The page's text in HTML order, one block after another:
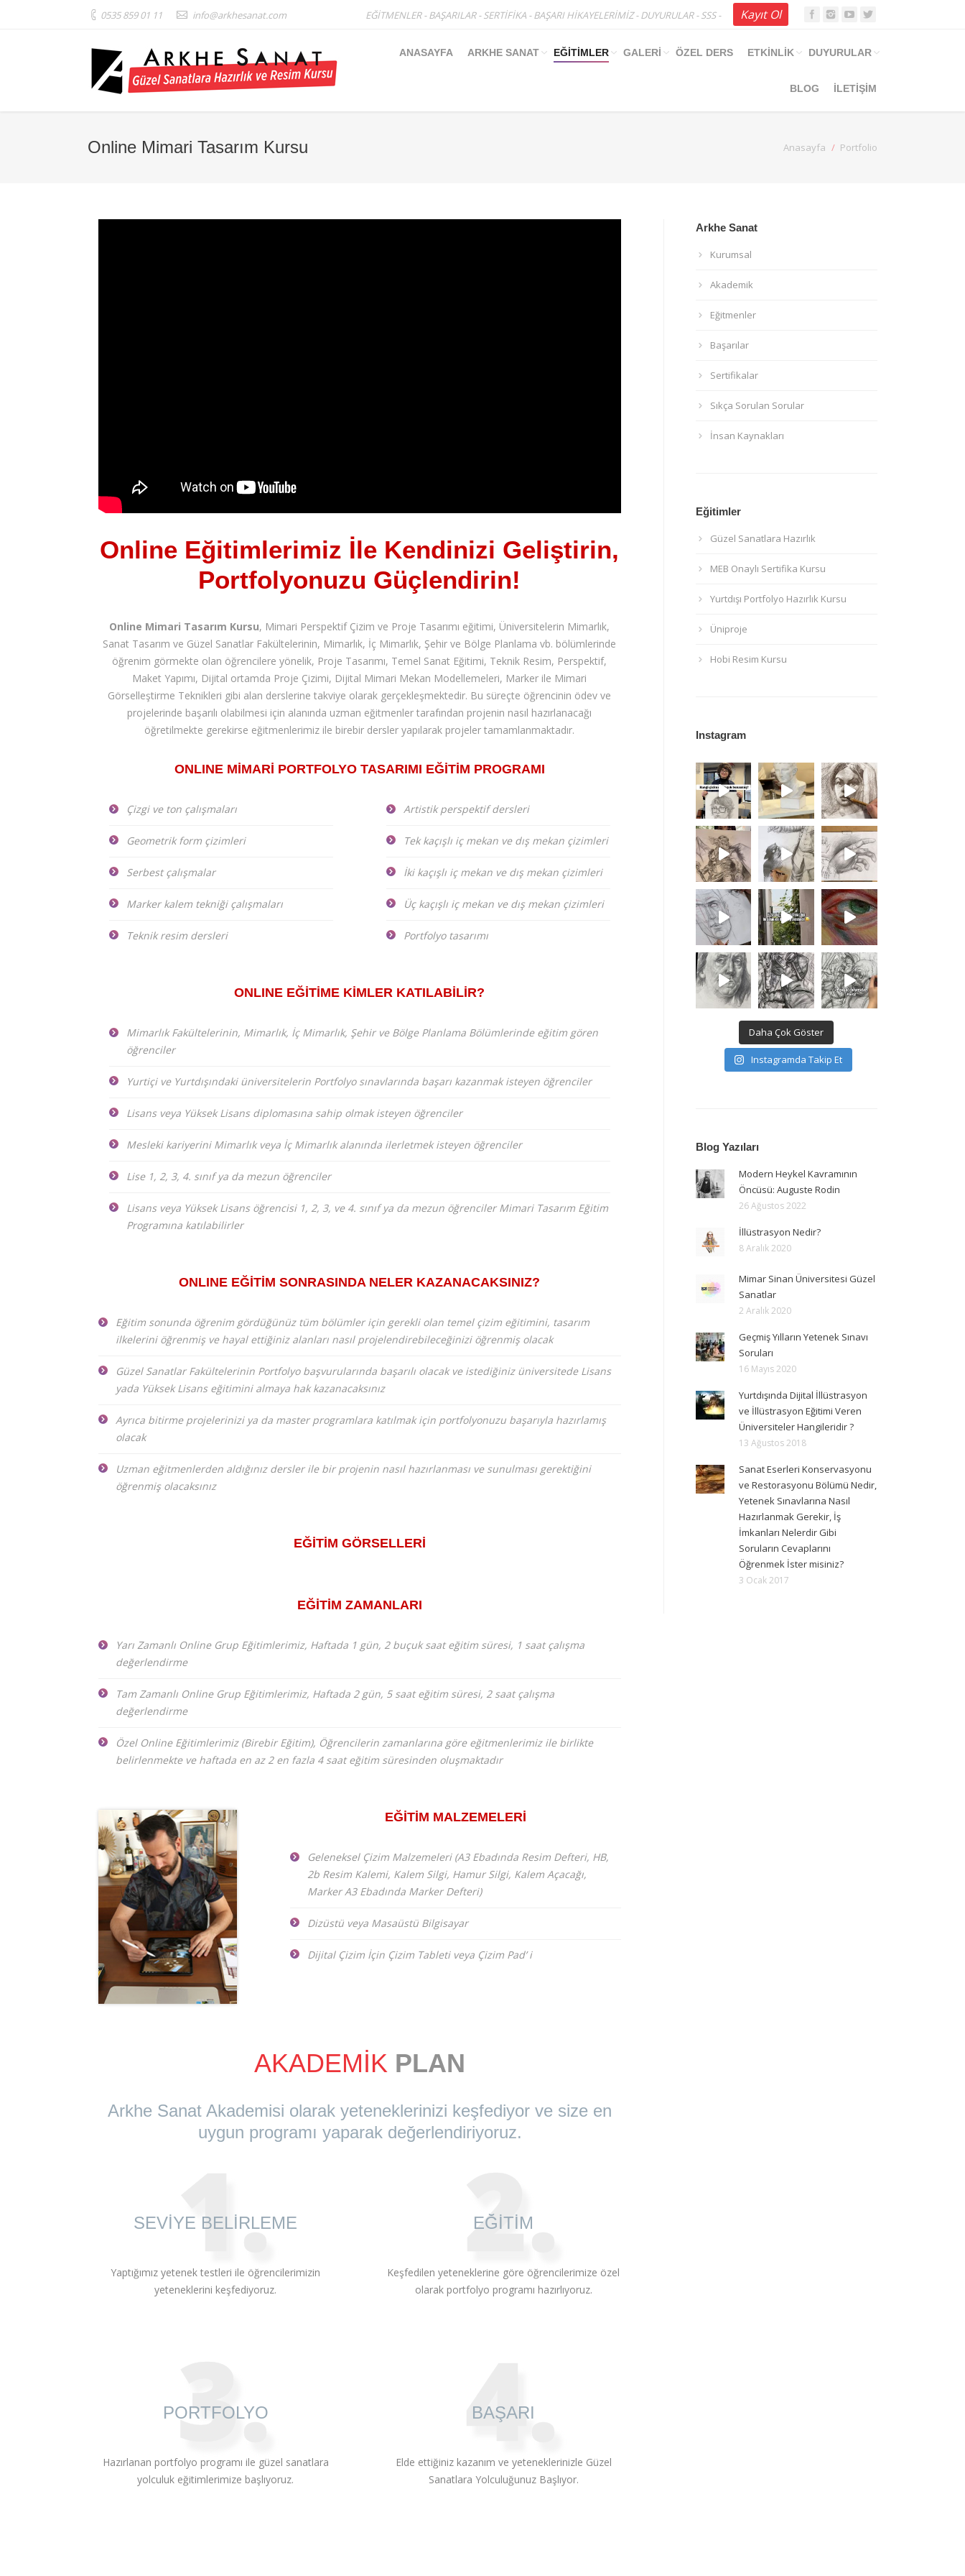
0535 859 01 11 info@arkhesanat.com EĞİTMENLER-BAŞARILAR- SERTİFİKA -BAŞARI HİKAYELERİMİZ-DUYURULAR- SSS- Kayıt Ol
ANASAYFA ARKHE SANAT EĞİTİMLER GALERİ ÖZEL DERS ETKİNLİK DUYURULAR
BLOG İLETİŞİM
Online Mimari Tasarım Kursu Anasayfa Portfolio
Online Eğitimlerimiz İle Kendinizi Geliştirin,
Portfolyonuzu Güçlendirin!
Online Mimari Tasarım Kursu, Mimari Perspektif Çizim ve Proje Tasarımı eğitimi, Üniversitelerin Mimarlık,
Sanat Tasarım ve Güzel Sanatlar Fakültelerinin, Mimarlık, İç Mimarlık, Şehir ve Bölge Planlama vb. bölümlerinde
öğrenim görmekte olan öğrencilere yönelik, Proje Tasarımı, Temel Sanat Eğitimi, Teknik Resim, Perspektif,
Maket Yapımı, Dijital ortamda Proje Çizimi, Dijital Mimari Mekan Modellemeleri, Marker ile Mimari
Görselleştirme Teknikleri gibi alan derslerine takviye olarak gerçekleşmektedir. Bu süreçte öğrencinin ödev ve
projelerinde başarılı olabilmesi için alanında uzman eğitmenler tarafından projenin nasıl hazırlanacağı
öğretilmekte gerekirse eğitmenlerimiz ile birebir dersler yapılarak projeler tamamlanmaktadır.
ONLINE MİMARİ PORTFOLYO TASARIMI EĞİTİM PROGRAMI
Çizgi ve ton çalışmaları
Geometrik form çizimleri
Serbest çalışmalar
Marker kalem tekniği çalışmaları
Teknik resim dersleri
Artistik perspektif dersleri
Tek kaçışlı iç mekan ve dış mekan çizimleri
İki kaçışlı iç mekan ve dış mekan çizimleri
Üç kaçışlı iç mekan ve dış mekan çizimleri
Portfolyo tasarımı
ONLINE EĞİTİME KİMLER KATILABİLİR?
Mimarlık Fakültelerinin, Mimarlık, İç Mimarlık, Şehir ve Bölge Planlama Bölümlerinde eğitim gören
öğrenciler
Yurtiçi ve Yurtdışındaki üniversitelerin Portfolyo sınavlarında başarı kazanmak isteyen öğrenciler
Lisans veya Yüksek Lisans diplomasına sahip olmak isteyen öğrenciler
Mesleki kariyerini Mimarlık veya İç Mimarlık alanında ilerletmek isteyen öğrenciler
Lise 1, 2, 3, 4. sınıf ya da mezun öğrenciler
Lisans veya Yüksek Lisans öğrencisi 1, 2, 3, ve 4. sınıf ya da mezun öğrenciler Mimari Tasarım Eğitim
Programına katılabilirler
ONLINE EĞİTİM SONRASINDA NELER KAZANACAKSINIZ?
Eğitim sonunda öğrenim gördüğünüz tüm bölümler için gerekli olan temel çizim eğitimini, tasarım
ilkelerini öğrenmiş ve hayal ettiğiniz alanları nasıl projelendirebileceğinizi öğrenmiş olacak
Güzel Sanatlar Fakültelerinin Portfolyo başvurularında başarılı olacak ve istediğiniz üniversitede Lisans
yada Yüksek Lisans eğitimini almaya hak kazanacaksınız
Ayrıca bitirme projelerinizi ya da master programlara katılmak için portfolyonuzu başarıyla hazırlamış
olacak
Uzman eğitmenlerden aldığınız dersler ile bir projenin nasıl hazırlanması ve sunulması gerektiğini
öğrenmiş olacaksınız
EĞİTİM GÖRSELLERİ
EĞİTİM ZAMANLARI
Yarı Zamanlı Online Grup Eğitimlerimiz, Haftada 1 gün, 2 buçuk saat eğitim süresi, 1 saat çalışma
değerlendirme
Tam Zamanlı Online Grup Eğitimlerimiz, Haftada 2 gün, 5 saat eğitim süresi, 2 saat çalışma
değerlendirme
Özel Online Eğitimlerimiz (Birebir Eğitim), Öğrencilerin zamanlarına göre eğitmenlerimiz ile birlikte
belirlenmekte ve haftada en az 2 en fazla 4 saat eğitim süresinden oluşmaktadır
EĞİTİM MALZEMELERİ
Geleneksel Çizim Malzemeleri (A3 Ebadında Resim Defteri, HB,
2b Resim Kalemi, Kalem Silgi, Hamur Silgi, Kalem Açacağı,
Marker A3 Ebadında Marker Defteri)
Dizüstü veya Masaüstü Bilgisayar
Dijital Çizim İçin Çizim Tableti veya Çizim Pad’ i
AKADEMİK PLAN
Arkhe Sanat Akademisi olarak yeteneklerinizi keşfediyor ve size en
uygun programı yaparak değerlendiriyoruz.
1.
SEVİYE BELİRLEME
Yaptığımız yetenek testleri ile öğrencilerimizin
yeteneklerini keşfediyoruz.
2.
EĞİTİM
Keşfedilen yeteneklerine göre öğrencilerimize özel
olarak portfolyo programı hazırlıyoruz.
3.
PORTFOLYO
Hazırlanan portfolyo programı ile güzel sanatlara
yolculuk eğitimlerimize başlıyoruz.
4.
BAŞARI
Elde ettiğiniz kazanım ve yeteneklerinizle Güzel
Sanatlara Yolculuğunuz Başlıyor.
Arkhe Sanat
Kurumsal
Akademik
Eğitmenler
Başarılar
Sertifikalar
Sıkça Sorulan Sorular
İnsan Kaynakları
Eğitimler
Güzel Sanatlara Hazırlık
MEB Onaylı Sertifika Kursu
Yurtdışı Portfolyo Hazırlık Kursu
Üniproje
Hobi Resim Kursu
Instagram
Daha Çok Göster
Instagramda Takip Et
Blog Yazıları
Modern Heykel Kavramının
Öncüsü: Auguste Rodin
26 Ağustos 2022
İllüstrasyon Nedir?
8 Aralık 2020
Mimar Sinan Üniversitesi Güzel
Sanatlar
2 Aralık 2020
Geçmiş Yılların Yetenek Sınavı
Soruları
16 Mayıs 2020
Yurtdışında Dijital İllüstrasyon
ve İllüstrasyon Eğitimi Veren
Üniversiteler Hangileridir ?
13 Ağustos 2018
Sanat Eserleri Konservasyonu
ve Restorasyonu Bölümü Nedir,
Yetenek Sınavlarına Nasıl
Hazırlanmak Gerekir, İş
İmkanları Nelerdir Gibi
Soruların Cevaplarını
Öğrenmek İster misiniz?
3 Ocak 2017